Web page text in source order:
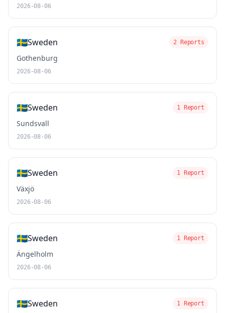
2026-08-06
🇸🇪Sweden 2 Reports
Gothenburg
2026-08-06
🇸🇪Sweden 1 Report
Sundsvall
2026-08-06
🇸🇪Sweden 1 Report
Växjö
2026-08-06
🇸🇪Sweden 1 Report
Ängelholm
2026-08-06
🇸🇪Sweden 1 Report